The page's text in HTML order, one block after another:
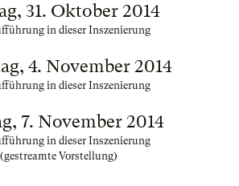
31. Oktober 2014
in dieser Inszenierung
4. November 2014
in dieser Inszenierung
7. November 2014
in dieser Inszenierung
(gestreamte Vorstellung)